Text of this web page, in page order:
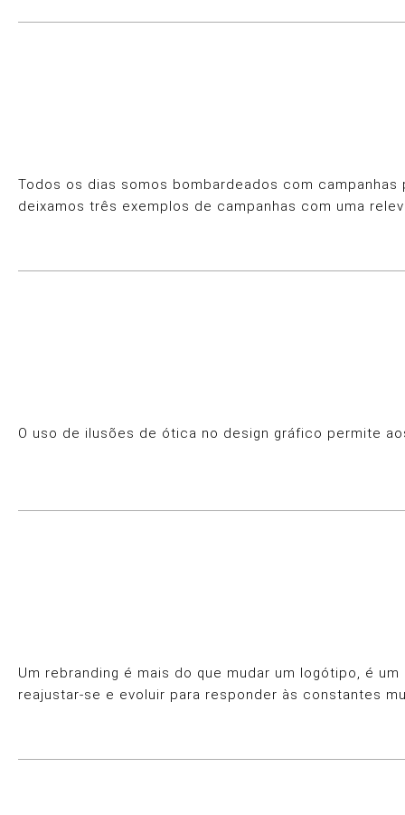
Todos os dias somos bombardeados com
deixamos três exemplos de campanhas com uma
O uso de ilusões de ótica no design gráfico permite
Um rebranding é mais do que mudar um logótipo, é
reajustar-se e evoluir para responder às constantes